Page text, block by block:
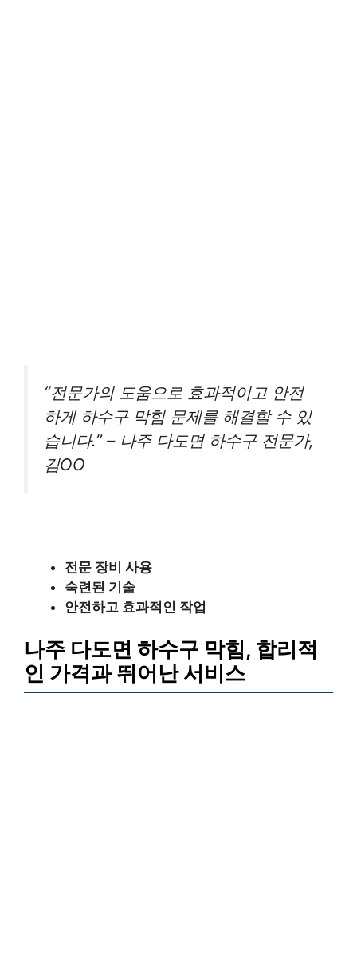
“전문가의 도움으로 효과적이고 안전
하게 하수구 막힘 문제를 해결할 수 있
습니다.” – 나주 다도면 하수구 전문가,
김OO
전문 장비 사용
숙련된 기술
안전하고 효과적인 작업
나주 다도면 하수구 막힘, 합리적
인 가격과 뛰어난 서비스